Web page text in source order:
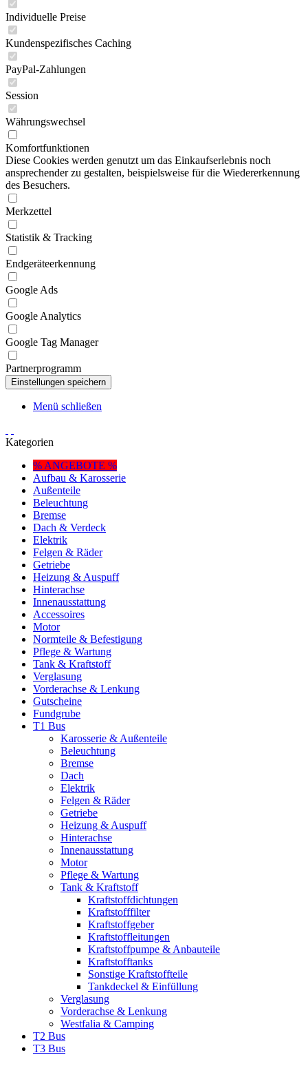
Individuelle Preise
Kundenspezifisches Caching
PayPal-Zahlungen
Session
Währungswechsel
Komfortfunktionen
Diese Cookies werden genutzt um das Einkaufserlebnis noch
ansprechender zu gestalten, beispielsweise für die Wiedererkennung
des Besuchers.
Merkzettel
Statistik & Tracking
Endgeräteerkennung
Google Ads
Google Analytics
Google Tag Manager
Partnerprogramm
Menü schließen
Kategorien
% ANGEBOTE %
Aufbau & Karosserie
Außenteile
Beleuchtung
Bremse
Dach & Verdeck
Elektrik
Felgen & Räder
Getriebe
Heizung & Auspuff
Hinterachse
Innenausstattung
Accessoires
Motor
Normteile & Befestigung
Pflege & Wartung
Tank & Kraftstoff
Verglasung
Vorderachse & Lenkung
Gutscheine
Fundgrube
T1 Bus
Karosserie & Außenteile
Beleuchtung
Bremse
Dach
Elektrik
Felgen & Räder
Getriebe
Heizung & Auspuff
Hinterachse
Innenausstattung
Motor
Pflege & Wartung
Tank & Kraftstoff
Kraftstoffdichtungen
Kraftstofffilter
Kraftstoffgeber
Kraftstoffleitungen
Kraftstoffpumpe & Anbauteile
Kraftstofftanks
Sonstige Kraftstoffteile
Tankdeckel & Einfüllung
Verglasung
Vorderachse & Lenkung
Westfalia & Camping
T2 Bus
T3 Bus